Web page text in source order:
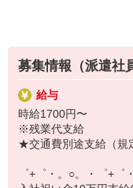
事務、経理、データ
▼工場・製造・軽作業
機械/食品製造・梱包
▼美容系
眉毛サロンのアイブ
▼営業・販売
法人営業・アパレル
▼人気案件も多数♪
短期・期間限定・オ
上場/優良/大手企業な
満足度◎
■携帯やインターネット
docomo(ドコモ)/au(エ
の大手キャリアから
ワイモバイル
広く紹介可能♪
募集情報（派遣社
給与
時給1700円〜
※残業代支給
★交通費別途支給（規
゜+゜・。○。・゜+゜